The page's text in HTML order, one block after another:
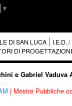
▼
DI SAN LUCA I.E.D.
DI
e Gabriel Vaduva
| Mostre Pubbliche